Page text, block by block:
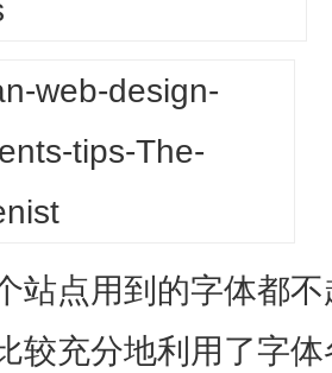
站点用到的字体都
较充分地利用了字